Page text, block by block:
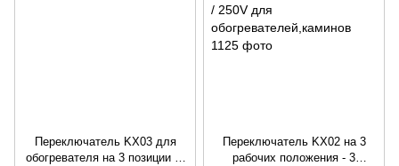
Переключатель KX03 для
обогревателя на 3 позиции (5
Переключатель KX02 на 3
рабочих положения - 3